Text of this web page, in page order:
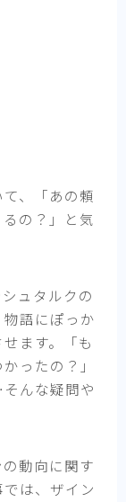
、「あの頼
の？」と気
ュタルクの
語にぽっか
ます。「も
ったの？」
んな疑問や
動向に関す
は、ザイン